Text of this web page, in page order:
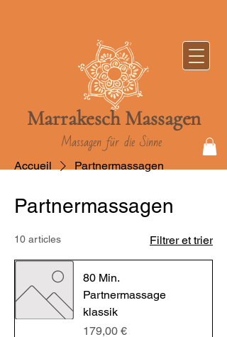
Marrakesch Massagen
Massagen für die Sinne
Accueil Partnermassagen
Partnermassagen
10 articles Filtrer et trier
80 Min.
Partnermassage
klassik
Prix
179,00 €